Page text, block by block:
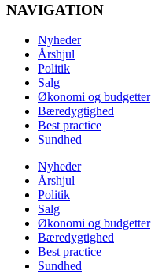
NAVIGATION
Nyheder
Årshjul
Politik
Salg
Økonomi og budgetter
Bæredygtighed
Best practice
Sundhed
Nyheder
Årshjul
Politik
Salg
Økonomi og budgetter
Bæredygtighed
Best practice
Sundhed